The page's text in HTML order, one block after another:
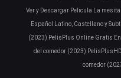
Ver y Descargar Pelicula La
Español Latino, Castellano y
(2023) PelisPlus Online Gratis
del comedor (2023)
comedor